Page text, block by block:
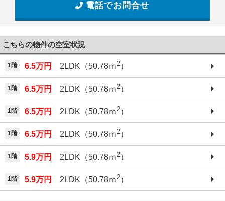
電話でお問合せ
こちらの物件の空室状況
1階 6.5万円 2LDK（50.78ｍ2）
1階 6.5万円 2LDK（50.78ｍ 2）
1階 6.5万円 2LDK（50.78ｍ 2）
1階 6.5万円 2LDK（50.78ｍ2）
1階 5.9万円 2LDK（50.78ｍ 2）
1階 5.9万円 2LDK（50.78ｍ 2）